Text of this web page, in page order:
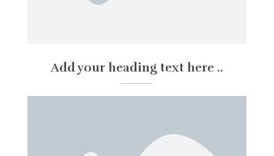
Add your heading text here ..